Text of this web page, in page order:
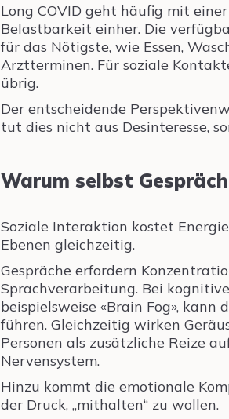
Long COVID geht häufig mit
Belastbarkeit einher. Die
für das Nötigste, wie Essen,
Arztterminen. Für soziale
übrig.
Der entscheidende
tut dies nicht aus Desinteresse,
Warum selbst
Soziale Interaktion kostet
Ebenen gleichzeitig.
Gespräche erfordern
Sprachverarbeitung. Bei
beispielsweise «Brain Fog», kann
führen. Gleichzeitig wirken
Personen als zusätzliche Reize
Nervensystem.
Hinzu kommt die emotionale
der Druck, „mithalten“ zu wollen.